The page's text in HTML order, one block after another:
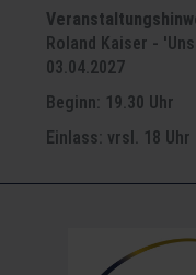
Roland Kaiser -
03.04.2027
Beginn: 19.30 Uhr
Einlass: vrsl. 18 Uhr